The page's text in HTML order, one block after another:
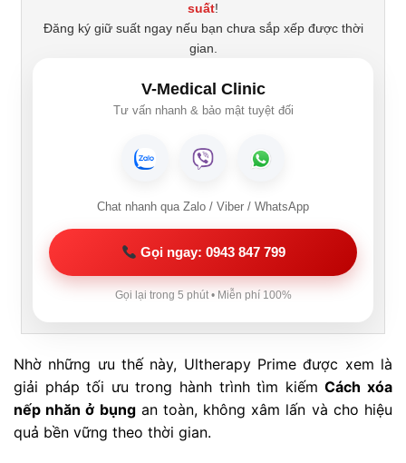
suất!
Đăng ký giữ suất ngay nếu bạn chưa sắp xếp được thời
gian.
V-Medical Clinic
Tư vấn nhanh & bảo mật tuyệt đối
Chat nhanh qua Zalo / Viber / WhatsApp
Gọi ngay: 0943 847 799
Gọi lại trong 5 phút • Miễn phí 100%
Nhờ những ưu thế này, Ultherapy Prime được xem là
giải pháp tối ưu trong hành trình tìm kiếmCách xóa
nếp nhăn ở bụngan toàn, không xâm lấn và cho hiệu
quả bền vững theo thời gian.